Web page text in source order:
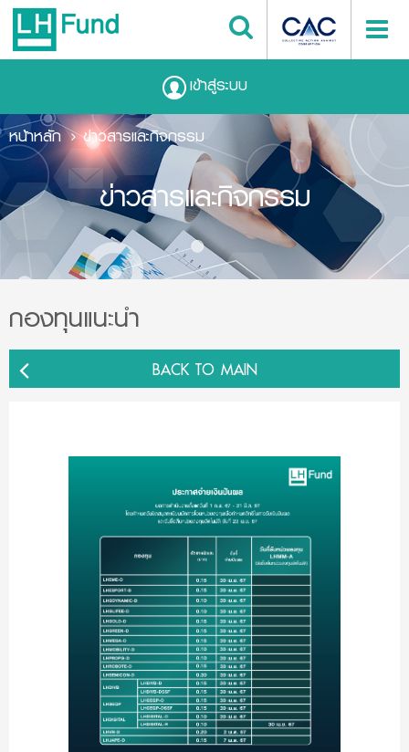
เข้าสู่ระบบ
ข่าวสารและกิจกรรม
หน้าหลัก ข่าวสารและกิจกรรม
กองทุนแนะนำ
BACK TO MAIN